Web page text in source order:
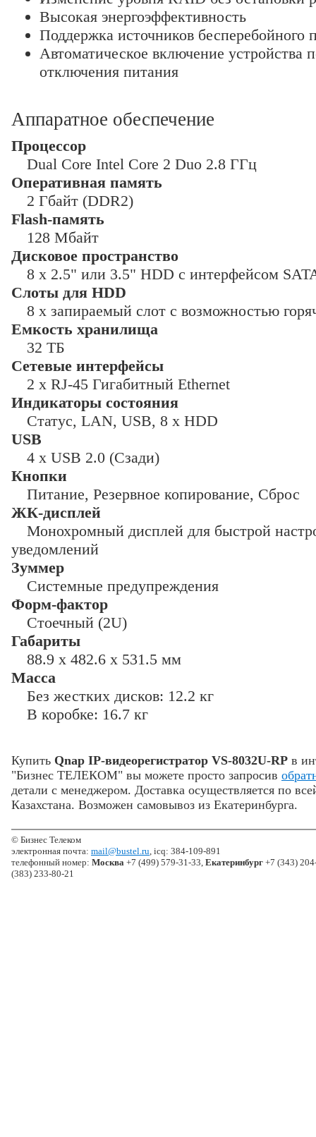
Высокая энергоэффективность
Поддержка источников бесперебойного
Автоматическое включение устройства
отключения питания
Аппаратное обеспечение
Процессор
Dual Core Intel Core 2 Duo 2.8 ГГц
Оперативная память
2 Гбайт (DDR2)
Flash-память
128 Мбайт
Дисковое пространство
8 x 2.5" или 3.5" HDD с интерфейсом
Слоты для HDD
8 x запираемый слот с возможностью
Емкость хранилища
32 ТБ
Сетевые интерфейсы
2 x RJ-45 Гигабитный Ethernet
Индикаторы состояния
Статус, LAN, USB, 8 x HDD
USB
4 x USB 2.0 (Сзади)
Кнопки
Питание, Резервное копирование, Сброс
ЖК-дисплей
Монохромный дисплей для быстрой
уведомлений
Зуммер
Системные предупреждения
Форм-фактор
Cтоечный (2U)
Габариты
88.9 x 482.6 x 531.5 мм
Масса
Без жестких дисков: 12.2 кг
В коробке: 16.7 кг
Купить Qnap IP-видеорегистратор VS-8032U-RP в
"Бизнес ТЕЛЕКОМ" вы можете просто запросив
детали с менеджером. Доставка осуществляется по
Казахстана. Возможен самовывоз из Екатеринбурга.
© Бизнес Телеком
электронная почта: mail@bustel.ru, icq: 384-109-891
телефонный номер: Москва +7 (499) 579-31-33, Екатеринбург +7 (343)
(383) 233-80-21